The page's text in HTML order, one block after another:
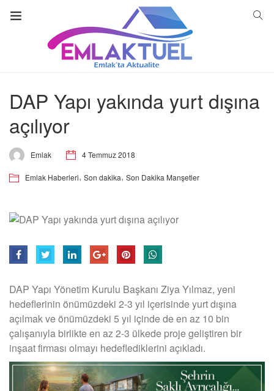
DAP Yapı yakında yurt dışına
açılıyor
Emlak 4 Temmuz 2018
Emlak Haberleri, Son dakika, Son Dakika Manşetler
DAP Yapı Yönetim Kurulu Başkanı Ziya Yılmaz, yeni
hedeflerinin önümüzdeki 2-3 yıl içerisinde yurt dışına
açılmak ve önümüzdeki 5 yıl içinde de en az 10 bin
çalışanıyla birlikte en az 2-3 ülkede proje geliştiren bir
inşaat firması olmayı hedeflediklerini açıkladı.